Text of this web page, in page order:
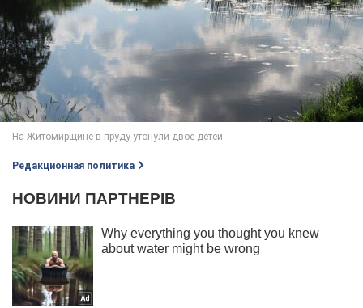
Редакционная политика